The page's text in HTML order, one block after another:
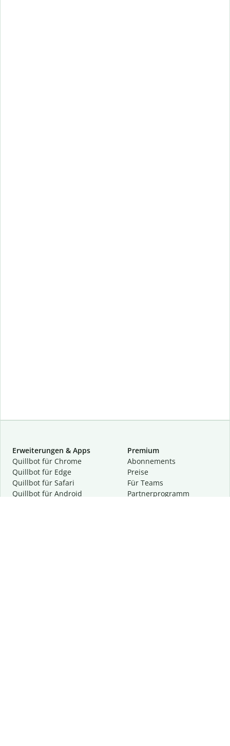
Erweiterungen & Apps
Quillbot für Chrome
Quillbot für Edge
Quillbot für Safari
Quillbot für Android
Premium
Abon­ne­ments
Preise
Für Teams
Partnerprogramm